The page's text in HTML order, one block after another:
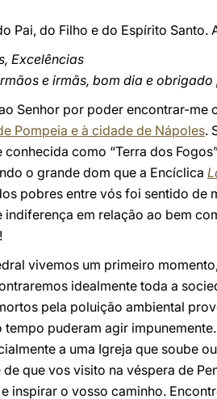
Pai, do Filho e do Espírito Santo.
Excelências
e irmãs, bom dia e
Senhor por poder encontrar-me
Pompeia e à cidade de Nápoles.
conhecida como “Terra dos
o grande dom que a Encíclica
pobres entre vós foi sentido de
indiferença em relação ao bem
vivemos um primeiro
idealmente toda a
pela poluição ambiental
tempo puderam agir
a uma Igreja que soube
que vos visito na véspera de
inspirar o vosso caminho.